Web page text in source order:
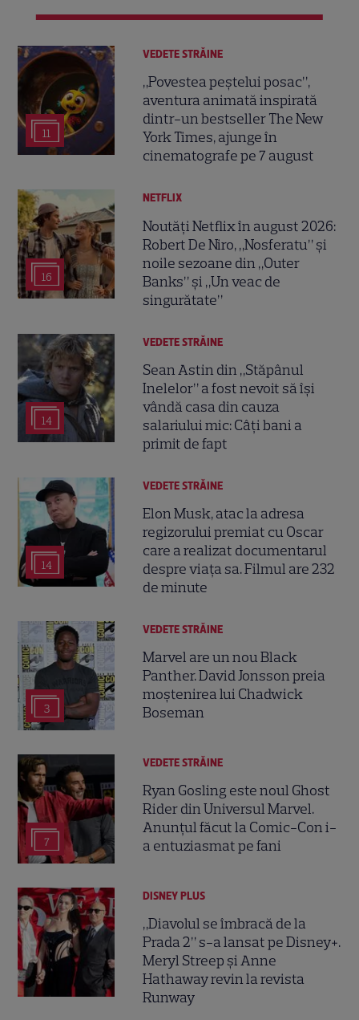
11
VEDETE STRĂINE
„Povestea peștelui posac”,
aventura animată inspirată
dintr-un bestseller The New
York Times, ajunge în
cinematografe pe 7 august
16
NETFLIX
Noutăți Netflix în august 2026:
Robert De Niro, „Nosferatu” și
noile sezoane din „Outer
Banks” și „Un veac de
singurătate”
14
VEDETE STRĂINE
Sean Astin din „Stăpânul
Inelelor” a fost nevoit să își
vândă casa din cauza
salariului mic: Câți bani a
primit de fapt
14
VEDETE STRĂINE
Elon Musk, atac la adresa
regizorului premiat cu Oscar
care a realizat documentarul
despre viața sa. Filmul are 232
de minute
3
VEDETE STRĂINE
Marvel are un nou Black
Panther. David Jonsson preia
moștenirea lui Chadwick
Boseman
7
VEDETE STRĂINE
Ryan Gosling este noul Ghost
Rider din Universul Marvel.
Anunțul făcut la Comic-Con i-
a entuziasmat pe fani
DISNEY PLUS
„Diavolul se îmbracă de la
Prada 2” s-a lansat pe Disney+.
Meryl Streep și Anne
Hathaway revin la revista
Runway